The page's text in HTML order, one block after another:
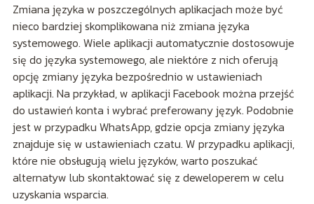
Zmiana języka w poszczególnych aplikacjach może być
nieco bardziej skomplikowana niż zmiana języka
systemowego. Wiele aplikacji automatycznie dostosowuje
się do języka systemowego, ale niektóre z nich oferują
opcję zmiany języka bezpośrednio w ustawieniach
aplikacji. Na przykład, w aplikacji Facebook można przejść
do ustawień konta i wybrać preferowany język. Podobnie
jest w przypadku WhatsApp, gdzie opcja zmiany języka
znajduje się w ustawieniach czatu. W przypadku aplikacji,
które nie obsługują wielu języków, warto poszukać
alternatyw lub skontaktować się z deweloperem w celu
uzyskania wsparcia.